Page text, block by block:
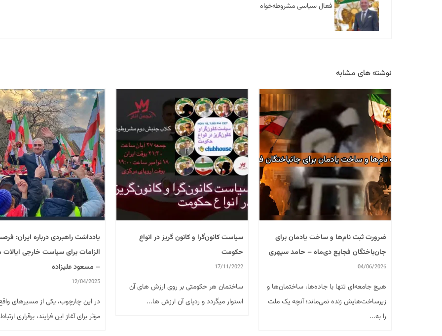
فعال سیاسی مشروطه‌خواه
نوشته های مشابه
یادداشت راهبردی درباره ایران:
الزامات برای سیاست خارجی
– مسعود علیزاده
12/04/2025
در این چارچوب، یکی از مسیرهای
مؤثر برای آغاز این فرایند، برقراری
سیاست کانون‌گرا و کانون گریز در انواع
حکومت
17/11/2022
ساختمان هر حکومتی بر روی ارزش های آن
استوار میگردد و ردپای آن ارزش ها...
ضرورت ثبت نام‌ها و ساخت یادمان برای
جان‌باختگان فجایع دی‌ماه – حامد سپهری
04/06/2026
هیچ جامعه‌ای تنها با جاده‌ها، ساختمان‌ها و
زیرساخت‌هایش زنده نمی‌ماند؛ آنچه یک ملت
را به...